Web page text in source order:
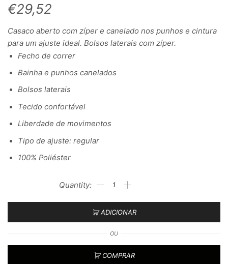
€29,52
Casaco aberto com zíper e canelado nos punhos e cintura
para um ajuste ideal. Bolsos laterais com zíper.
Fecho de correr
Bainha e punhos canelados
Bolsos laterais
Tecido confortável
Liberdade de movimentos
Tipo de ajuste: regular
100% Poliéster
ADICIONAR
OU
COMPRAR